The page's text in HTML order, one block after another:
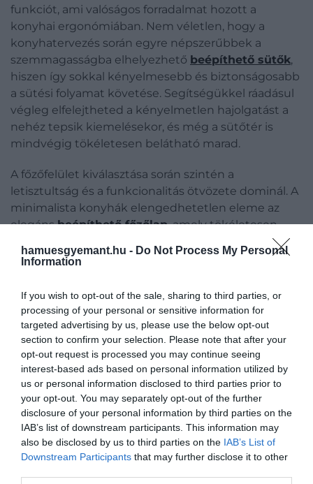
hamuesgyemant.hu - Do Not Process My Personal
Information
If you wish to opt-out of the sale, sharing to third parties, or
processing of your personal or sensitive information for
targeted advertising by us, please use the below opt-out
section to confirm your selection. Please note that after your
opt-out request is processed you may continue seeing
interest-based ads based on personal information utilized by
us or personal information disclosed to third parties prior to
your opt-out. You may separately opt-out of the further
disclosure of your personal information by third parties on the
IAB’s list of downstream participants. This information may
also be disclosed by us to third parties on the IAB’s List of
Downstream Participants that may further disclose it to other
funkciót, ami valóságos forradalmat hozott a
konyhai ergonómiában. Nem véletlen, hogy a
konyhatervezés során egyre népszerűbbek a
szemmagasságba elhelyezhető beépíthető sütők,
hiszen így sokkal kényelmesebb és biztonságosabb
a sütési folyamat követése. Segítségükkel ráadásul
végleg elfelejtheted a kényelmetlen hajolgatást a
nehéz tepsik kiemelésekor, és még a sütőtér is
mindvégig tökéletesen belátható marad.
A főzőfelület kiválasztása során szintén a
letisztultság és a funkcionalitás ötvözete dominál. A
minimalista konyhák elengedhetetlen eleme az
elegánsbeépíthető főzőlap, amely tökéletesen
megkönnyíti. Mivel nincsenek peremek, egyetlen
morzsák felhalmozódnának az illesztési
hézagokban. Akár indukciós, akár gázüzemű
megoldást választasz, a munkalapba süllyesztett
kivitel professzionális és modern hatást kelt,
miközben több szabad munkafelületet hagy a
konyhai előkészületekhez.